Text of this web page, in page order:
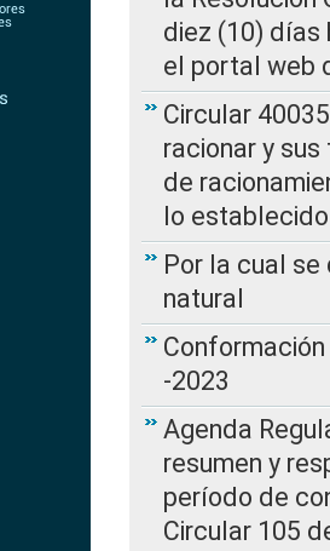
diez (10) días
el portal web
Circular
racionar y
de
lo
Por la cual
natural
-2023
Agenda
resumen y
período de
Circular 105